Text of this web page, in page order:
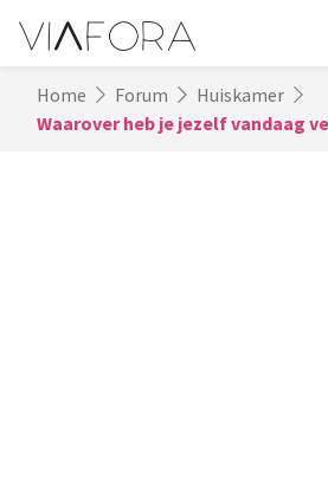
Home Forum
Huiskamer
Waarover heb je jezelf vandaag